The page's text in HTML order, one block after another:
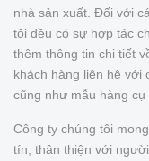
nhà sản xuất. Đối với
tôi đều có sự hợp tác
thêm thông tin chi tiết
khách hàng liên hệ với
cũng như mẫu hàng cụ
Công ty chúng tôi
tín, thân thiện với